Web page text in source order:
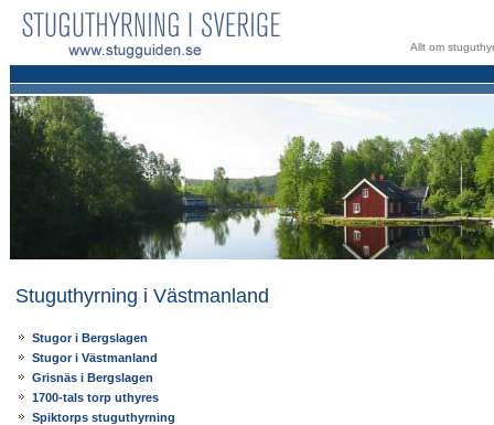
Allt om
Stuguthyrning i Västmanland
Stugor i Bergslagen
Stugor i Västmanland
Grisnäs i Bergslagen
1700-tals torp uthyres
Spiktorps stuguthyrning